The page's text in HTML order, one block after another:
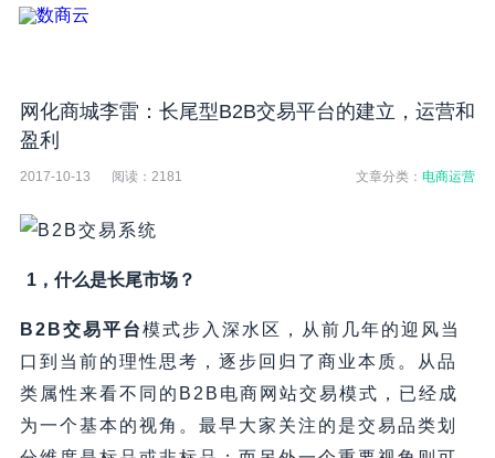
网化商城李雷：长尾型B2B交易平台的建立，运营和
盈利
2017-10-13 阅读： 2181 文章分类：电商运营
1，什么是长尾市场？
B2B交易平台模式步入深水区，从前几年的迎风当
口到当前的理性思考，逐步回归了商业本质。从品
类属性来看不同的B2B电商网站交易模式，已经成
为一个基本的视角。最早大家关注的是交易品类划